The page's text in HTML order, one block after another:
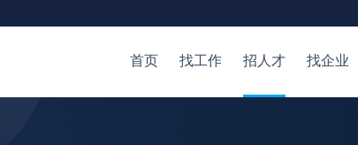
首页 找工作 招人才 找企业